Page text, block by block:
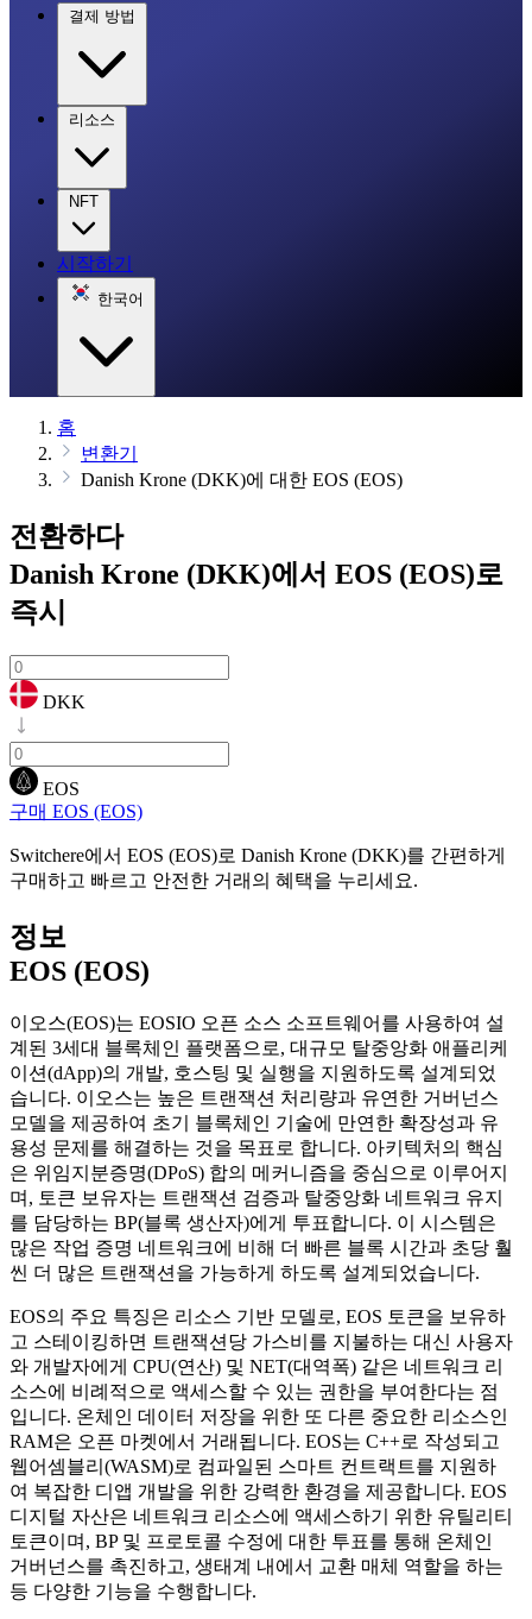
결제 방법
리소스
NFT
시작하기
한국어
홈
변환기
Danish Krone (DKK)에 대한 EOS (EOS)
전환하다
Danish Krone (DKK)에서 EOS (EOS)로
즉시
DKK
EOS
구매 EOS (EOS)
Switchere에서 EOS (EOS)로 Danish Krone (DKK)를 간편하게
구매하고 빠르고 안전한 거래의 혜택을 누리세요.
정보
EOS (EOS)
이오스(EOS)는 EOSIO 오픈 소스 소프트웨어를 사용하여 설
계된 3세대 블록체인 플랫폼으로, 대규모 탈중앙화 애플리케
이션(dApp)의 개발, 호스팅 및 실행을 지원하도록 설계되었
습니다. 이오스는 높은 트랜잭션 처리량과 유연한 거버넌스
모델을 제공하여 초기 블록체인 기술에 만연한 확장성과 유
용성 문제를 해결하는 것을 목표로 합니다. 아키텍처의 핵심
은 위임지분증명(DPoS) 합의 메커니즘을 중심으로 이루어지
며, 토큰 보유자는 트랜잭션 검증과 탈중앙화 네트워크 유지
를 담당하는 BP(블록 생산자)에게 투표합니다. 이 시스템은
많은 작업 증명 네트워크에 비해 더 빠른 블록 시간과 초당 훨
씬 더 많은 트랜잭션을 가능하게 하도록 설계되었습니다.
EOS의 주요 특징은 리소스 기반 모델로, EOS 토큰을 보유하
고 스테이킹하면 트랜잭션당 가스비를 지불하는 대신 사용자
와 개발자에게 CPU(연산) 및 NET(대역폭) 같은 네트워크 리
소스에 비례적으로 액세스할 수 있는 권한을 부여한다는 점
입니다. 온체인 데이터 저장을 위한 또 다른 중요한 리소스인
RAM은 오픈 마켓에서 거래됩니다. EOS는 C++로 작성되고
웹어셈블리(WASM)로 컴파일된 스마트 컨트랙트를 지원하
여 복잡한 디앱 개발을 위한 강력한 환경을 제공합니다. EOS
디지털 자산은 네트워크 리소스에 액세스하기 위한 유틸리티
토큰이며, BP 및 프로토콜 수정에 대한 투표를 통해 온체인
거버넌스를 촉진하고, 생태계 내에서 교환 매체 역할을 하는
등 다양한 기능을 수행합니다.